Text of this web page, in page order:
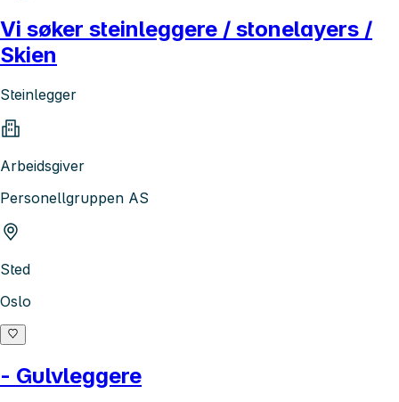
Vi søker steinleggere / stonelayers /
Skien
Steinlegger
Arbeidsgiver
Personellgruppen AS
Sted
Oslo
- Gulvleggere